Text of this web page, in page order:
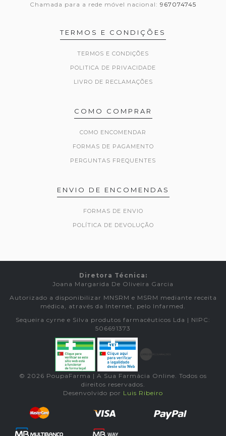
Chamada para a rede móvel nacional: 967074745
TERMOS E CONDIÇÕES
TERMOS E CONDIÇÕES
POLITICA DE PRIVACIDADE
LIVRO DE RECLAMAÇÕES
COMO COMPRAR
COMO ENCOMENDAR
FORMAS DE PAGAMENTO
PERGUNTAS FREQUENTES
ENVIO DE ENCOMENDAS
FORMAS DE ENVIO
POLÍTICA DE DEVOLUÇÃO
Diretora Técnica:
Joana Margarida De Oliveira Garcia
Autorizado a disponibilizar MNSRM e MSRM mediante receita
médica, através da Internet, pelo Infarmed.
Sequeira cyrne e Silva produtos farmacêuticos Lda | NIPC:
506691373
© 2026 PoupaFarma | A Sua Farmácia Online. Todos os
direitos reservados.
Desenvolvido por Luis Ribeiro